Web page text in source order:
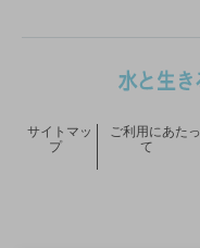
サイトマッ
プ
ご利用にあたっ
て